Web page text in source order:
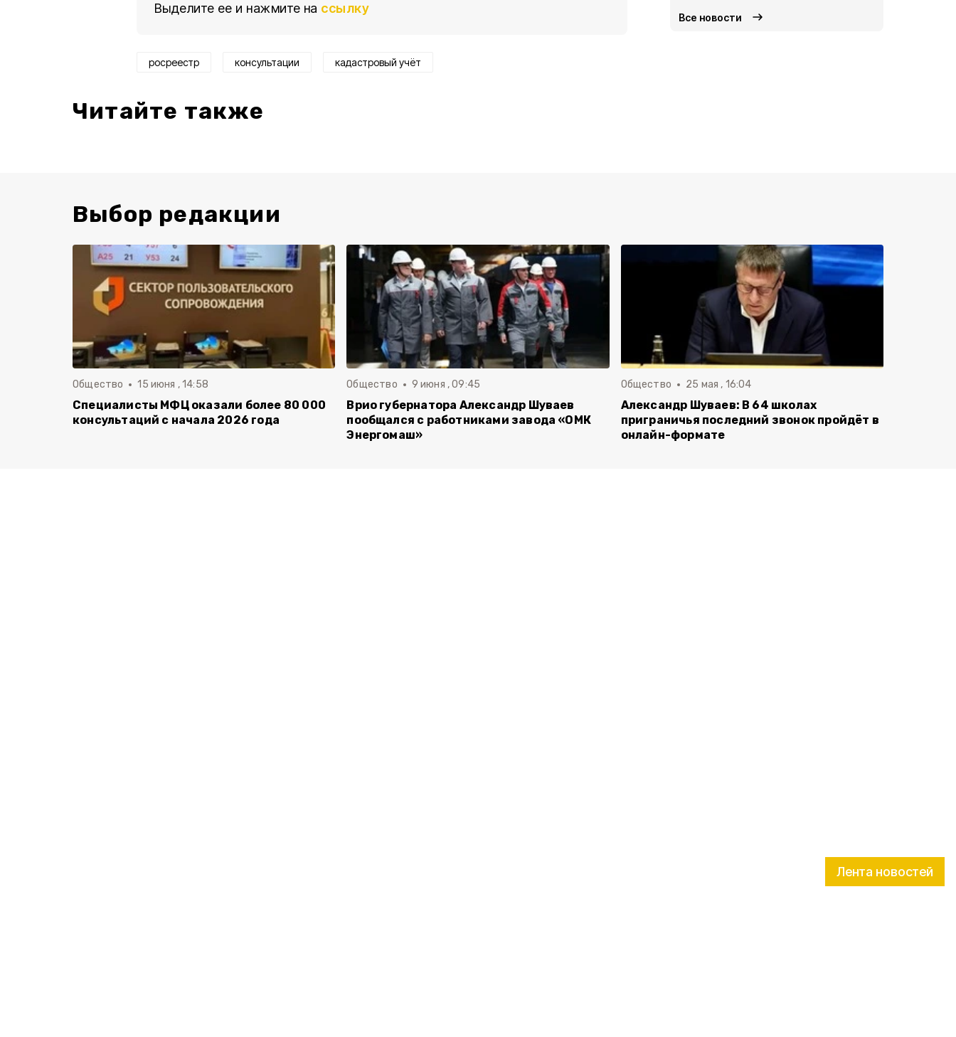
Лента новостей
Выделите ее и нажмите на ссылку
росреестр консультации кадастровый учёт
Читайте также
Все новости
Выбор редакции
Общество 15 июня , 14:58
Специалисты МФЦ оказали более 80 000
консультаций с начала 2026 года
Общество 9 июня , 09:45
Врио губернатора Александр Шуваев
пообщался с работниками завода «ОМК
Энергомаш»
Общество 25 мая , 16:04
Александр Шуваев: В 64 школах
приграничья последний звонок пройдёт в
онлайн-формате